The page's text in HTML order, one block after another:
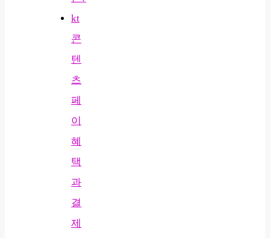
kt
콘
텐
츠
페
이
혜
택
과
결
제